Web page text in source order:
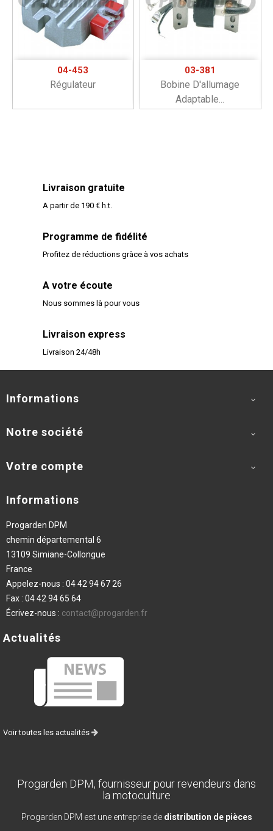
04-453
Régulateur
03-381
Bobine D'allumage
Adaptable...
Livraison gratuite
A partir de 190 € h.t.
Programme de fidélité
Profitez de réductions gràce à vos achats
A votre écoute
Nous sommes là pour vous
Livraison express
Livraison 24/48h
Informations 
Notre société 
Votre compte 
Informations
Progarden DPM
chemin départemental 6
13109 Simiane-Collongue
France
Appelez-nous : 04 42 94 67 26
Fax : 04 42 94 65 64
Écrivez-nous : contact@progarden.fr
Actualités
Voir toutes les actualités
Progarden DPM, fournisseur pour revendeurs dans
la motoculture
Progarden DPM est une entreprise de distribution de pièces